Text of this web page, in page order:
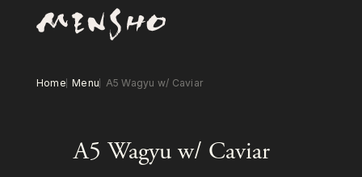
Home Menu A5 Wagyu w/ Caviar
A5 Wagyu w/ Caviar